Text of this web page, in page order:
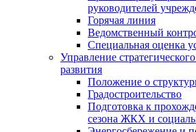
руководителей
Горячая линия
Ведомственный
Специальная оценка
Управление
развития
Положение о
Градостроительство
Подготовка к
сезона ЖКХ и